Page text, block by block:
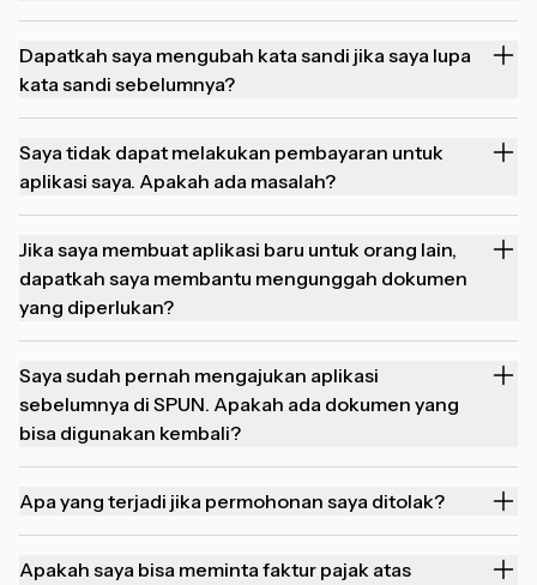
Dapatkah saya mengubah kata sandi jika saya lupa
kata sandi sebelumnya?
Saya tidak dapat melakukan pembayaran untuk
aplikasi saya. Apakah ada masalah?
Jika saya membuat aplikasi baru untuk orang lain,
dapatkah saya membantu mengunggah dokumen
yang diperlukan?
Saya sudah pernah mengajukan aplikasi
sebelumnya di SPUN. Apakah ada dokumen yang
bisa digunakan kembali?
Apa yang terjadi jika permohonan saya ditolak?
Apakah saya bisa meminta faktur pajak atas